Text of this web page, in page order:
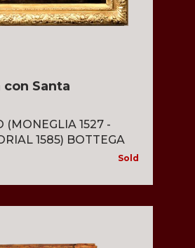
con Santa
(MONEGLIA 1527 -
1585) BOTTEGA
Sold